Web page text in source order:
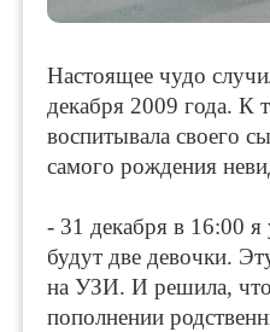
Настоящее чудо
декабря 2009 года. К
воспитывала своего
самого рождения
- 31 декабря в 16:00 я
будут две девочки.
на УЗИ. И решила,
пополнении